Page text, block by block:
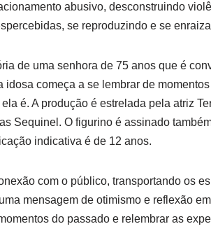
abusivo, desconstruindo
se reproduzindo e se
de uma senhora de 75 anos que é
idosa começa a se lembrar de
é. A produção é estrelada pela atriz
Sequinel. O figurino é assinado
indicativa é de 12 anos.
com o público, transportando os
mensagem de otimismo e reflexão
do passado e relembrar as